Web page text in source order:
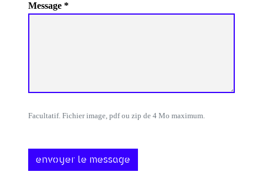
Message *
Facultatif. Fichier image, pdf ou zip de 4 Mo maximum.
envoyer le message